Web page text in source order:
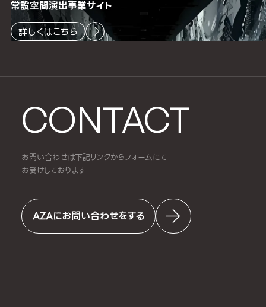
CONTACT
お問い合わせは下記リンクからフォームにて
お受けしております
AZAにお問い合わせをする
常設空間演出事業サイト
詳しくはこちら